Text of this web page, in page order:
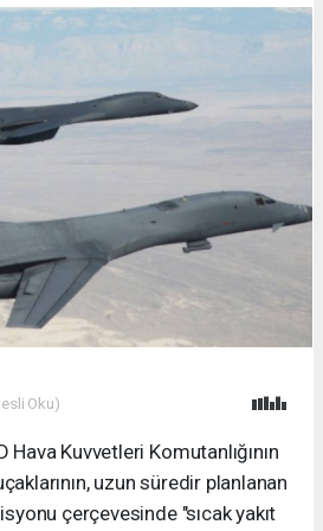
Oku)
Hava Kuvvetleri Komutanlığının
uzun süredir planlanan
çerçevesinde "sıcak yakıt